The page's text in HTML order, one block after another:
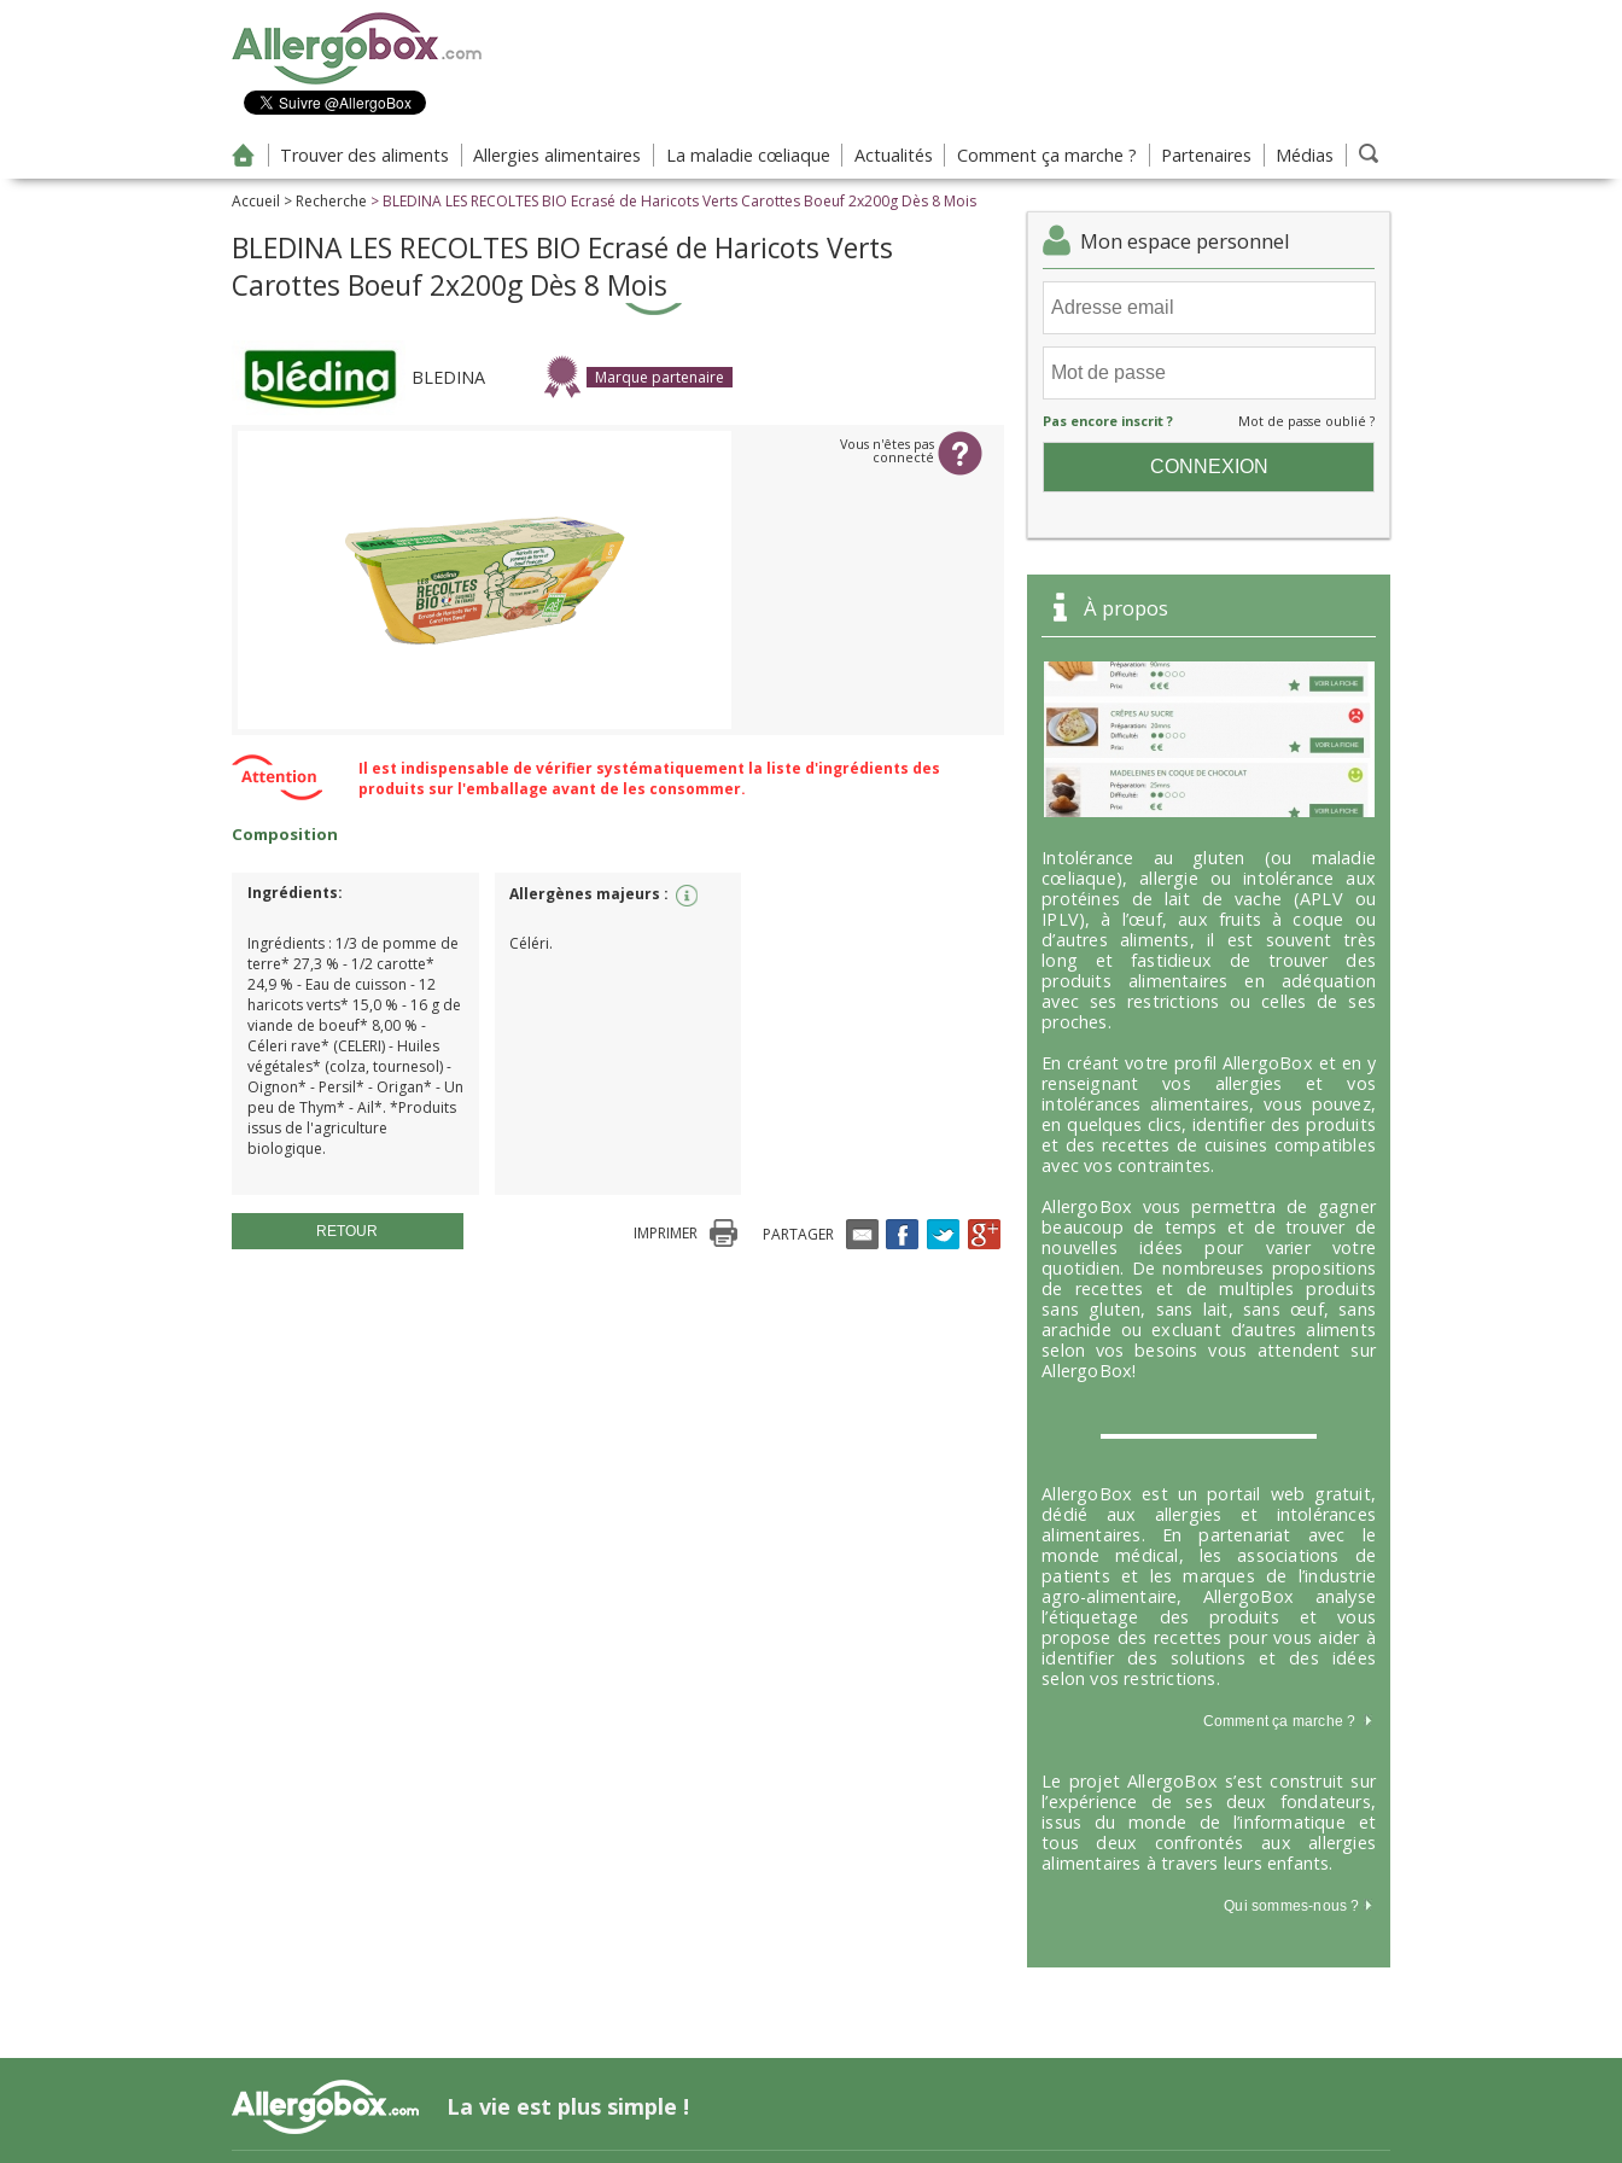
Trouver des aliments Allergies alimentaires La maladie cœliaque Actualités Comment ça marche ? Partenaires Médias
Accueil > Recherche > BLEDINA LES RECOLTES BIO Ecrasé de Haricots Verts Carottes Boeuf 2x200g Dès 8 Mois
Mon espace personnel
Pas encore inscrit ? Mot de passe oublié ?
À propos
Intolérance au gluten (ou maladie
cœliaque), allergie ou intolérance aux
protéines de lait de vache (APLV ou
IPLV), à l’œuf, aux fruits à coque ou
d’autres aliments, il est souvent très
long et fastidieux de trouver des
produits alimentaires en adéquation
avec ses restrictions ou celles de ses
proches.
En créant votre profil AllergoBox et en y
renseignant vos allergies et vos
intolérances alimentaires, vous pouvez,
en quelques clics, identifier des produits
et des recettes de cuisines compatibles
avec vos contraintes.
AllergoBox vous permettra de gagner
beaucoup de temps et de trouver de
nouvelles idées pour varier votre
quotidien. De nombreuses propositions
de recettes et de multiples produits
sans gluten, sans lait, sans œuf, sans
arachide ou excluant d’autres aliments
selon vos besoins vous attendent sur
AllergoBox!
AllergoBox est un portail web gratuit,
dédié aux allergies et intolérances
alimentaires. En partenariat avec le
monde médical, les associations de
patients et les marques de l’industrie
agro-alimentaire, AllergoBox analyse
l’étiquetage des produits et vous
propose des recettes pour vous aider à
identifier des solutions et des idées
selon vos restrictions.
Comment ça marche ?
Le projet AllergoBox s’est construit sur
l’expérience de ses deux fondateurs,
issus du monde de l’informatique et
tous deux confrontés aux allergies
alimentaires à travers leurs enfants.
Qui sommes-nous ?
BLEDINA LES RECOLTES BIO Ecrasé de Haricots Verts
Carottes Boeuf 2x200g Dès 8 Mois
BLEDINA Marque partenaire
Vous n'êtes pas
connecté
Il est indispensable de vérifier systématiquement la liste d'ingrédients des
produits sur l'emballage avant de les consommer.
Composition
Ingrédients:
Ingrédients : 1/3 de pomme de
terre* 27,3 % - 1/2 carotte*
24,9 % - Eau de cuisson - 12
haricots verts* 15,0 % - 16 g de
viande de boeuf* 8,00 % -
Céleri rave* (CELERI) - Huiles
végétales* (colza, tournesol) -
Oignon* - Persil* - Origan* - Un
peu de Thym* - Ail*. *Produits
issus de l'agriculture
biologique.
Allergènes majeurs :
Céléri.
RETOUR PARTAGER
IMPRIMER
La vie est plus simple !